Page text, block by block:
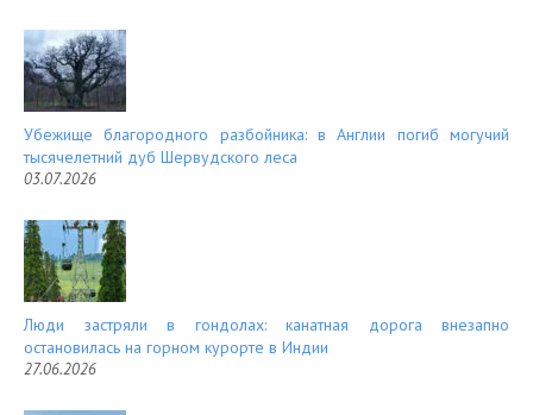
Убежище благородного разбойника: в Англии погиб могучий
тысячелетний дуб Шервудского леса
03.07.2026
Люди застряли в гондолах: канатная дорога внезапно
остановилась на горном курорте в Индии
27.06.2026